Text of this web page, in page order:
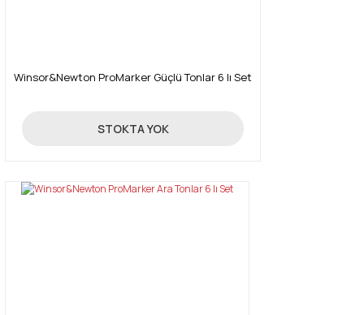
Winsor&Newton ProMarker Güçlü Tonlar 6 lı Set
131,18 TL
STOKTA YOK